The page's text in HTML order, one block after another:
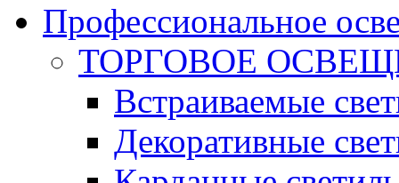
Профессиональное
ТОРГОВОЕ
Встраиваемые
Декоративные